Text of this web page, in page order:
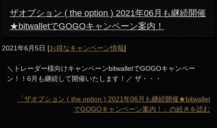
ザオプション ( the option ) 2021年06月も継続開催
★bitwalletでGOGOキャンペーン案内！
2021年6月5日[お得なキャンペーン情報]
＼トレーダー様向けキャンペーンbitwalletでGOGOキャンペー
ン！！6月も継続して開催いたします！／ ザ・・・
「ザオプション ( the option ) 2021年06月も継続開催★bitwallet
でGOGOキャンペーン案内！」の続きを読む